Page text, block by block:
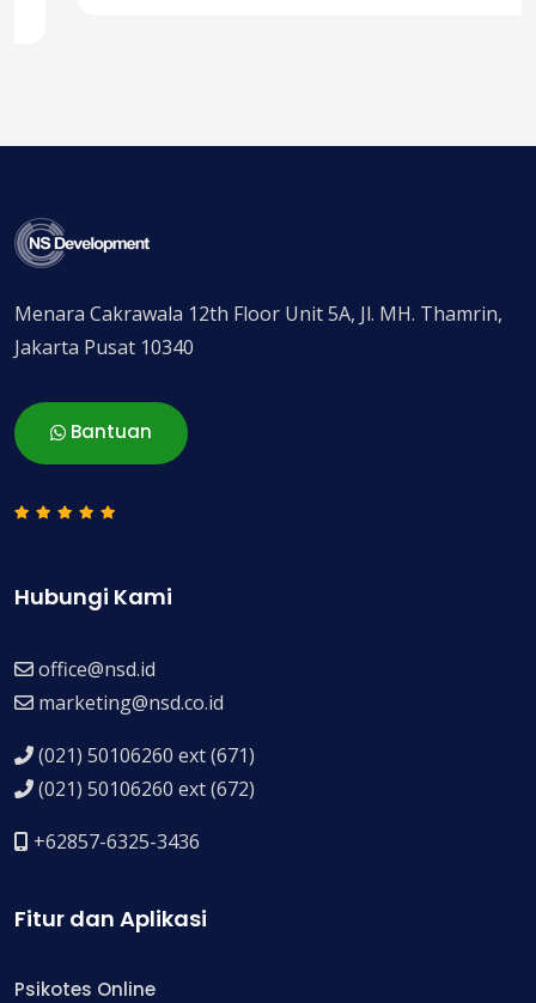
Menara Cakrawala 12th Floor Unit 5A, Jl. MH. Thamrin,
Jakarta Pusat 10340
Bantuan
Hubungi Kami
office@nsd.id
marketing@nsd.co.id
(021) 50106260 ext (671)
(021) 50106260 ext (672)
+62857-6325-3436
Fitur dan Aplikasi
Psikotes Online